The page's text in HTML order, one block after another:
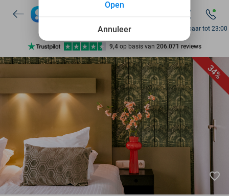
7 dagen per week beschikbaar
10+ miljoen leden
9,4 op basis van 206.071 reviews
Ontdek 15.000+ deals
7 dagen per week beschikbaar
10+ miljoen leden
Bereikbaar tot 23:00
34%
favorite_border
Annuleer
Open